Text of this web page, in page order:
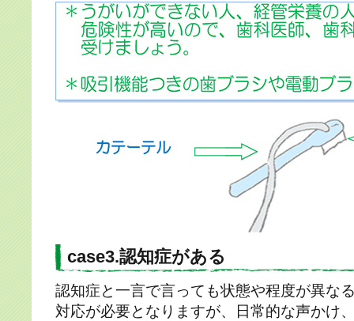
case3.認知症がある
認知症と一言で言っても状態や程度が異な
対応が必要となりますが、日常的な声かけ